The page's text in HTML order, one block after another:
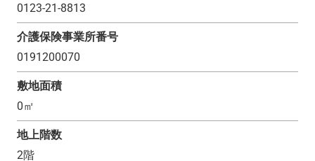
0123-21-8813
介護保険事業所番号
0191200070
敷地面積
0㎡
地上階数
2階